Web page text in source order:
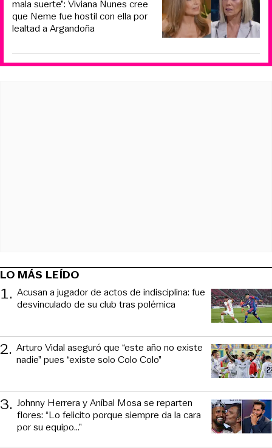
mala suerte”: Viviana Nunes cree
que Neme fue hostil con ella por
lealtad a Argandoña
LO MÁS LEÍDO
1. Acusan a jugador de actos de indisciplina: fue
desvinculado de su club tras polémica
2. Arturo Vidal aseguró que “este año no existe
nadie” pues “existe solo Colo Colo”
3. Johnny Herrera y Aníbal Mosa se reparten
flores: “Lo felicito porque siempre da la cara
por su equipo…”